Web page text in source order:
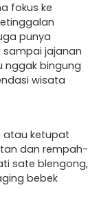
fokus ke
punya
sampai jajanan
nggak bingung
wisata
atau ketupat
dan rempah-
sate blengong,
bebek